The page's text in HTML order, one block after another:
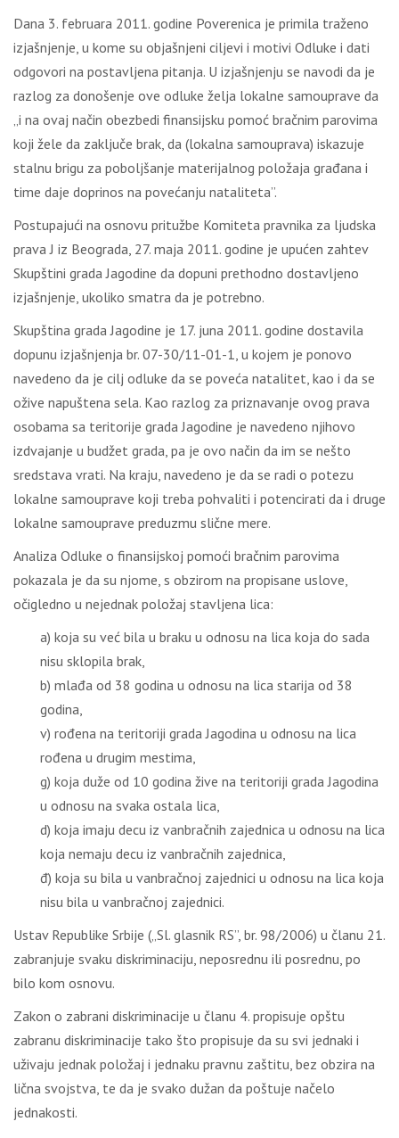
Dana 3. februara 2011. godine Poverenica je primila traženo
izjašnjenje, u kome su objašnjeni ciljevi i motivi Odluke i dati
odgovori na postavljena pitanja. U izjašnjenju se navodi da je
razlog za donošenje ove odluke želja lokalne samouprave da
„i na ovaj način obezbedi finansijsku pomoć bračnim parovima
koji žele da zaključe brak, da (lokalna samouprava) iskazuje
stalnu brigu za poboljšanje materijalnog položaja građana i
time daje doprinos na povećanju nataliteta”.
Postupajući na osnovu pritužbe Komiteta pravnika za ljudska
prava J iz Beograda, 27. maja 2011. godine je upućen zahtev
Skupštini grada Jagodine da dopuni prethodno dostavljeno
izjašnjenje, ukoliko smatra da je potrebno.
Skupština grada Jagodine je 17. juna 2011. godine dostavila
dopunu izjašnjenja br. 07-30/11-01-1, u kojem je ponovo
navedeno da je cilj odluke da se poveća natalitet, kao i da se
ožive napuštena sela. Kao razlog za priznavanje ovog prava
osobama sa teritorije grada Jagodine je navedeno njihovo
izdvajanje u budžet grada, pa je ovo način da im se nešto
sredstava vrati. Na kraju, navedeno je da se radi o potezu
lokalne samouprave koji treba pohvaliti i potencirati da i druge
lokalne samouprave preduzmu slične mere.
Analiza Odluke o finansijskoj pomoći bračnim parovima
pokazala je da su njome, s obzirom na propisane uslove,
očigledno u nejednak položaj stavljena lica:
a) koja su već bila u braku u odnosu na lica koja do sada
nisu sklopila brak,
b) mlađa od 38 godina u odnosu na lica starija od 38
godina,
v) rođena na teritoriji grada Jagodina u odnosu na lica
rođena u drugim mestima,
g) koja duže od 10 godina žive na teritoriji grada Jagodina
u odnosu na svaka ostala lica,
d) koja imaju decu iz vanbračnih zajednica u odnosu na lica
koja nemaju decu iz vanbračnih zajednica,
đ) koja su bila u vanbračnoj zajednici u odnosu na lica koja
nisu bila u vanbračnoj zajednici.
Ustav Republike Srbije („Sl. glasnik RS”, br. 98/2006) u članu 21.
zabranjuje svaku diskriminaciju, neposrednu ili posrednu, po
bilo kom osnovu.
Zakon o zabrani diskriminacije u članu 4. propisuje opštu
zabranu diskriminacije tako što propisuje da su svi jednaki i
uživaju jednak položaj i jednaku pravnu zaštitu, bez obzira na
lična svojstva, te da je svako dužan da poštuje načelo
jednakosti.